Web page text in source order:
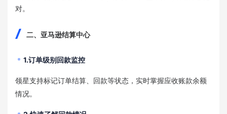
对。
二、亚马逊结算中心
1.订单级别回款监控
领星支持标记订单结算、回款等状态，实时掌握应收账款余额
情况。